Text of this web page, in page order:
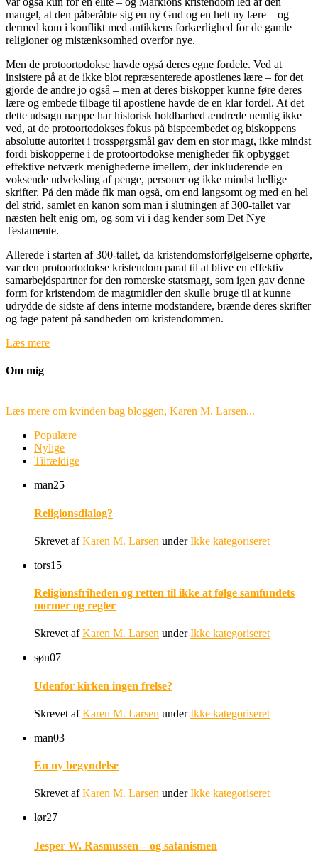
mangel, at den påberåbte sig en ny Gud og en helt ny lære – og
dermed kom i konflikt med antikkens forkærlighed for de gamle
religioner og mistænksomhed overfor nye.
Men de protoortodokse havde også deres egne fordele. Ved at
insistere på at de ikke blot repræsenterede apostlenes lære – for det
gjorde de andre jo også – men at deres biskopper kunne føre deres
lære og embede tilbage til apostlene havde de en klar fordel. At det
dette udsagn næppe har historisk holdbarhed ændrede nemlig ikke
ved, at de protoortodokses fokus på bispeembedet og biskoppens
absolutte autoritet i trosspørgsmål gav dem en stor magt, ikke mindst
fordi biskopperne i de protoortodokse menigheder fik opbygget
effektive netværk menighederne imellem, der inkluderende en
voksende udveksling af penge, personer og ikke mindst hellige
skrifter. På den måde fik man også, om end langsomt og med en hel
del strid, samlet en kanon som man i slutningen af 300-tallet var
næsten helt enig om, og som vi i dag kender som Det Nye
Testamente.
Allerede i starten af 300-tallet, da kristendomsforfølgelserne ophørte,
var den protoortodokse kristendom parat til at blive en effektiv
samarbejdspartner for den romerske statsmagt, som igen gav denne
form for kristendom de magtmidler den skulle bruge til at kunne
udrydde de sidste af dens interne modstandere, brænde deres skrifter
og tage patent på sandheden om kristendommen.
Læs mere
Om mig
Læs mere om kvinden bag bloggen, Karen M. Larsen...
Populære
Nylige
Tilfældige
man25
Religionsdialog?
Skrevet afKaren M. Larsen underIkke kategoriseret
tors15
Religionsfriheden og retten til ikke at følge samfundets
normer og regler
Skrevet afKaren M. Larsen underIkke kategoriseret
søn07
Udenfor kirken ingen frelse?
Skrevet afKaren M. Larsen underIkke kategoriseret
man03
En ny begyndelse
Skrevet afKaren M. Larsen underIkke kategoriseret
lør27
Jesper W. Rasmussen – og satanismen